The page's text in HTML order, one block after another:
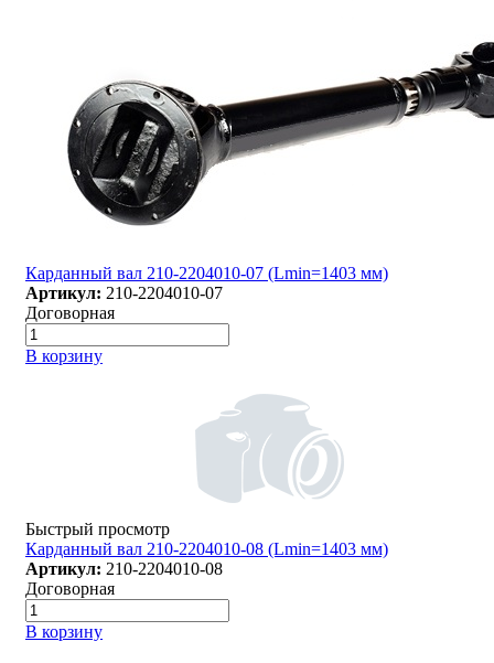
Карданный вал 210-2204010-07 (Lmin=1403 мм)
Артикул: 210-2204010-07
Договорная
В корзину
Быстрый просмотр
Карданный вал 210-2204010-08 (Lmin=1403 мм)
Артикул: 210-2204010-08
Договорная
В корзину